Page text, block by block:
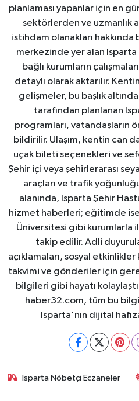
planlaması yapanlar için en
sektörlerden ve uzmanlık
istihdam olanakları hakkında
merkezinde yer alan Isparta
bağlı kurumların
detaylı olarak aktarılır.
gelişmeler, bu başlık
tarafından planlanan
programları, vatandaşların
bildirilir. Ulaşım, kentin can
uçak bileti seçenekleri ve
Şehir içi veya şehirlerarası
araçları ve trafik
alanında, Isparta Şehir
hizmet haberleri; eğitimde
Üniversitesi gibi kurumlarla
takip edilir. Adli
açıklamaları, sosyal
takvimi ve gönderiler için
bilgileri gibi hayatı
haber32.com, tüm bu
Isparta'nın dijital
Isparta Nöbetçi Eczaneler